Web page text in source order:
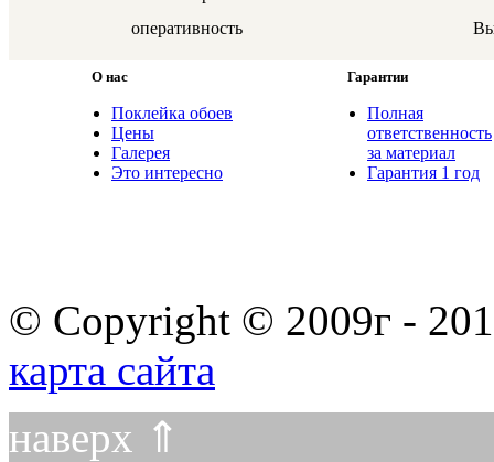
оперативность
О нас
Поклейка обоев
Цены
Галерея
Это интересно
Гарантии
Полная
ответственность
за материал
Гарантия 1 год
© Copyright © 2009г -
карта сайта
наверх ⇑